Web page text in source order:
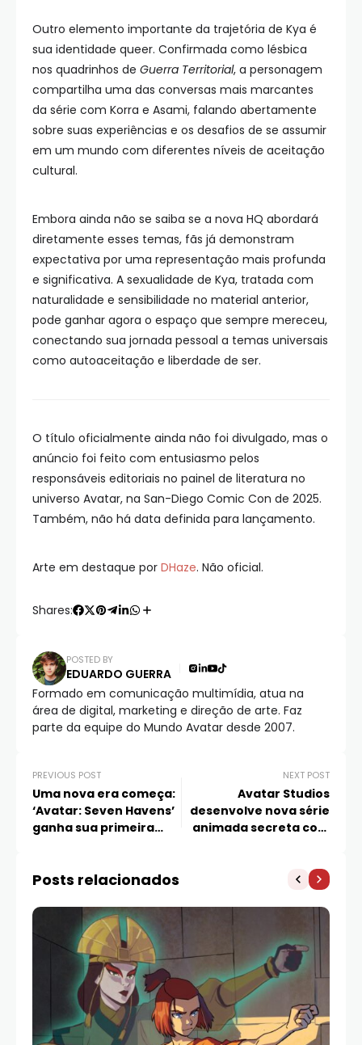
Outro elemento importante da trajetória de Kya é
sua identidade queer. Confirmada como lésbica
nos quadrinhos de Guerra Territorial, a personagem
compartilha uma das conversas mais marcantes
da série com Korra e Asami, falando abertamente
sobre suas experiências e os desafios de se assumir
em um mundo com diferentes níveis de aceitação
cultural.
Embora ainda não se saiba se a nova HQ abordará
diretamente esses temas, fãs já demonstram
expectativa por uma representação mais profunda
e significativa. A sexualidade de Kya, tratada com
naturalidade e sensibilidade no material anterior,
pode ganhar agora o espaço que sempre mereceu,
conectando sua jornada pessoal a temas universais
como autoaceitação e liberdade de ser.
O título oficialmente ainda não foi divulgado, mas o
anúncio foi feito com entusiasmo pelos
responsáveis editoriais no painel de literatura no
universo Avatar, na San-Diego Comic Con de 2025.
Também, não há data definida para lançamento.
Arte em destaque por DHaze. Não oficial.
Shares:
POSTED BY
EDUARDO GUERRA
Formado em comunicação multimídia, atua na
área de digital, marketing e direção de arte. Faz
parte da equipe do Mundo Avatar desde 2007.
PREVIOUS POST
Uma nova era começa:
‘Avatar: Seven Havens’
ganha sua primeira
NEXT POST
Avatar Studios
desenvolve nova série
animada secreta com
rumor
Posts relacionados